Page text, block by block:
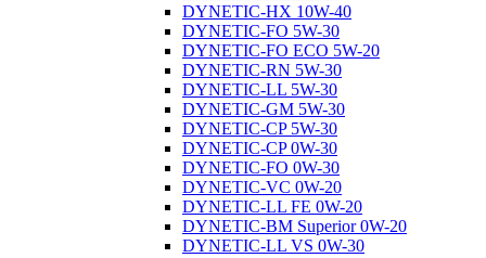
DYNETIC-HX 10W-40
DYNETIC-FO 5W-30
DYNETIC-FO ECO 5W-20
DYNETIC-RN 5W-30
DYNETIC-LL 5W-30
DYNETIC-GM 5W-30
DYNETIC-CP 5W-30
DYNETIC-CP 0W-30
DYNETIC-FO 0W-30
DYNETIC-VC 0W-20
DYNETIC-LL FE 0W-20
DYNETIC-BM Superior 0W-20
DYNETIC-LL VS 0W-30